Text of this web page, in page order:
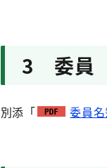
3 委員
別添「 委員名